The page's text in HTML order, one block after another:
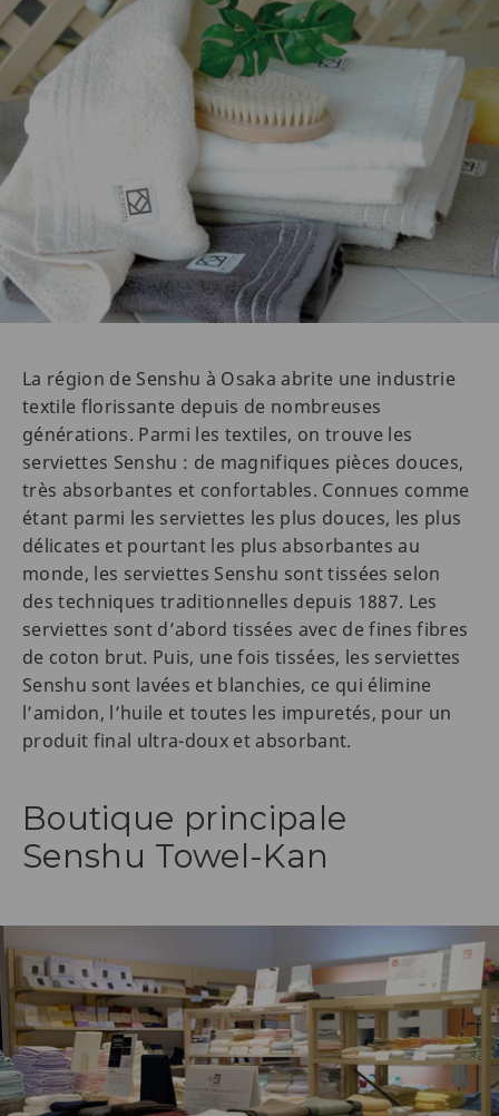
La région de Senshu à Osaka abrite une industrie
textile florissante depuis de nombreuses
générations. Parmi les textiles, on trouve les
serviettes Senshu : de magnifiques pièces douces,
très absorbantes et confortables. Connues comme
étant parmi les serviettes les plus douces, les plus
délicates et pourtant les plus absorbantes au
monde, les serviettes Senshu sont tissées selon
des techniques traditionnelles depuis 1887. Les
serviettes sont d’abord tissées avec de fines fibres
de coton brut. Puis, une fois tissées, les serviettes
Senshu sont lavées et blanchies, ce qui élimine
l’amidon, l’huile et toutes les impuretés, pour un
produit final ultra-doux et absorbant.
Boutique principale
Senshu Towel-Kan